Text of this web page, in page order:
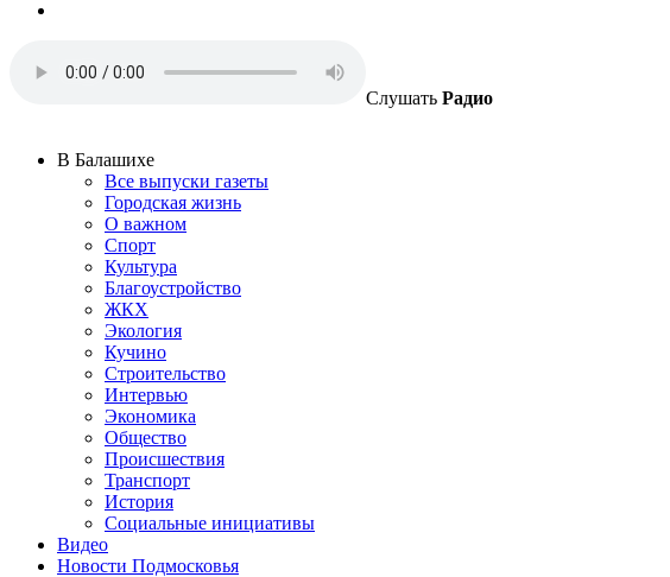
Слушать Радио
В Балашихе
Все выпуски газеты
Городская жизнь
О важном
Спорт
Культура
Благоустройство
ЖКХ
Экология
Кучино
Строительство
Интервью
Экономика
Общество
Происшествия
Транспорт
История
Социальные инициативы
Видео
Новости Подмосковья